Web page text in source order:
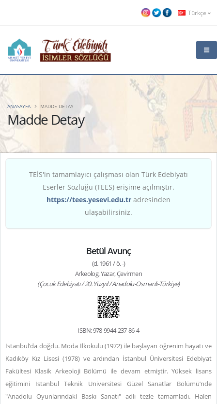
Türkçe
Madde Detay
ANASAYFA MADDE DETAY
TEİS'in tamamlayıcı çalışması olan Türk Edebiyatı
Eserler Sözlüğü (TEES) erişime açılmıştır.
https://tees.yesevi.edu.tr adresinden
ulaşabilirsiniz.
Betül Avunç
(d. 1961 / ö. -)
Arkeolog, Yazar, Çevirmen
(Çocuk Edebiyatı / 20. Yüzyıl / Anadolu-Osmanlı-Türkiye)
ISBN: 978-9944-237-86-4
İstanbul’da doğdu. Moda İlkokulu (1972) ile başlayan öğrenim hayatı ve
Kadıköy Kız Lisesi (1978) ve ardından İstanbul Üniversitesi Edebiyat
Fakültesi Klasik Arkeoloji Bölümü ile devam etmiştir. Yüksek lisans
eğitimini İstanbul Teknik Üniversitesi Güzel Sanatlar Bölümü’nde
"Anadolu Oyunlarındaki Baskı Sanatı" adlı tezle tamamladı. Halen